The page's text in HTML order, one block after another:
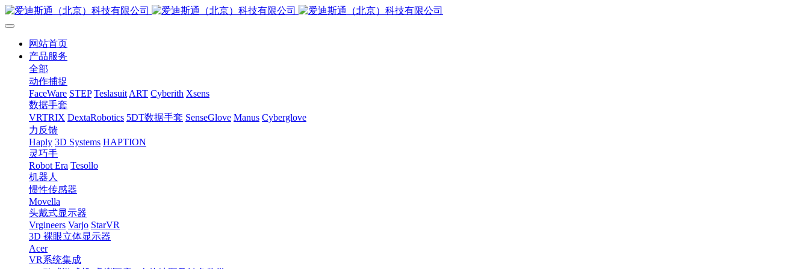
网站首页
产品服务
全部
动作捕捉
FaceWare STEP Teslasuit ART Cyberith Xsens
数据手套
VRTRIX DextaRobotics 5DT数据手套 SenseGlove Manus Cyberglove
力反馈
Haply 3D Systems HAPTION
灵巧手
Robot Era Tesollo
机器人
惯性传感器
Movella
头戴式显示器
Vrgineers Varjo StarVR
3D 裸眼立体显示器
Acer
VR系统集成